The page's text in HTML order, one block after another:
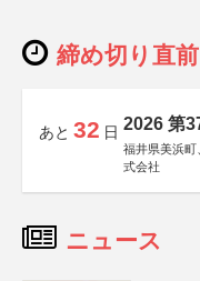
締め切り直
あと 32 日 2026 第
福井県美浜町
式会社
ニュース